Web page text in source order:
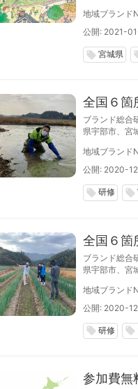
地域ブランド
公開: 2021-
local_offer 宮城県
全国６箇
ブランド総合
県宇部市、宮
売や、加工食
内容となって
地域ブランド
公開: 2020-
local_offer 研修 local_offer
全国６箇
ブランド総合
県宇部市、宮
売や、加工食
内容となって
地域ブランド
公開: 2020-
local_offer 研修 local_offer
参加費無